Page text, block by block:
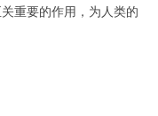
重要的作用，为人类的